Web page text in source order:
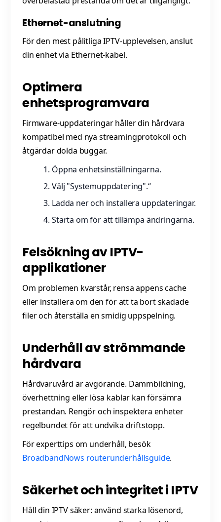
Ethernet-anslutning
För den mest pålitliga IPTV-upplevelsen, anslut
din enhet via Ethernet-kabel.
Optimera
enhetsprogramvara
Firmware-uppdateringar håller din hårdvara
kompatibel med nya streamingprotokoll och
åtgärdar dolda buggar.
Öppna enhetsinställningarna.
Välj "Systemuppdatering".“
Ladda ner och installera uppdateringar.
Starta om för att tillämpa ändringarna.
Felsökning av IPTV-
applikationer
Om problemen kvarstår, rensa appens cache
eller installera om den för att ta bort skadade
filer och återställa en smidig uppspelning.
Underhåll av strömmande
hårdvara
Hårdvaruvård är avgörande. Dammbildning,
överhettning eller lösa kablar kan försämra
prestandan. Rengör och inspektera enheter
regelbundet för att undvika driftstopp.
För experttips om underhåll, besök
BroadbandNows routerunderhållsguide.
Säkerhet och integritet i IPTV
Håll din IPTV säker: använd starka lösenord,